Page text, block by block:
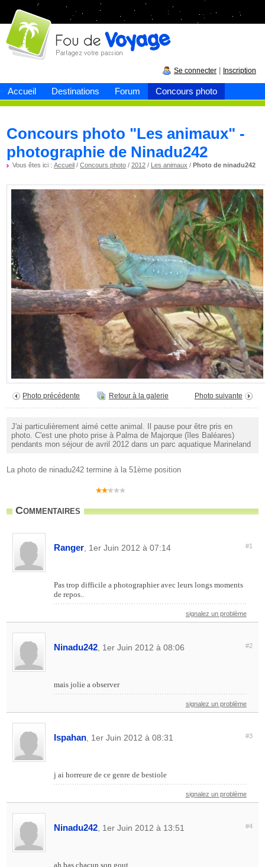
Accueil Destinations Forum Concours photo
Fou devoyage
Se connecter Inscription
Concours photo "Les animaux" -
photographie de Ninadu242
Vous êtes ici :Accueil /Concours photo /2012 / Les animaux /Photo de ninadu242
Photo précédente Retour à la galerie Photo suivante
J'ai particulièrement aimé cette animal. Il pause pour être pris en
photo. C'est une photo prise à Palma de Majorque (îles Baléares)
pendants mon séjour de avril 2012 dans un parc aquatique Marineland
La photo de ninadu242 termine à la 51ème position
Commentaires
Ranger , 1er Juin 2012 à 07:14 #1
Pas trop difficile a photographier avec leurs longs moments
de repos..
signalez un problème
Ninadu242 , 1er Juin 2012 à 08:06 #2
mais jolie a observer
signalez un problème
Ispahan , 1er Juin 2012 à 08:31 #3
j ai horreure de ce genre de bestiole
signalez un problème
Ninadu242 , 1er Juin 2012 à 13:51 #4
ah bas chacun son gout